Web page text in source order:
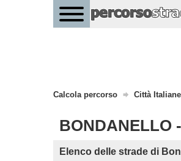
Calcola percorso Città
BONDANELLO
Elenco delle strade di